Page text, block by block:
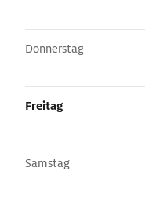
Donnerstag
Freitag
Samstag